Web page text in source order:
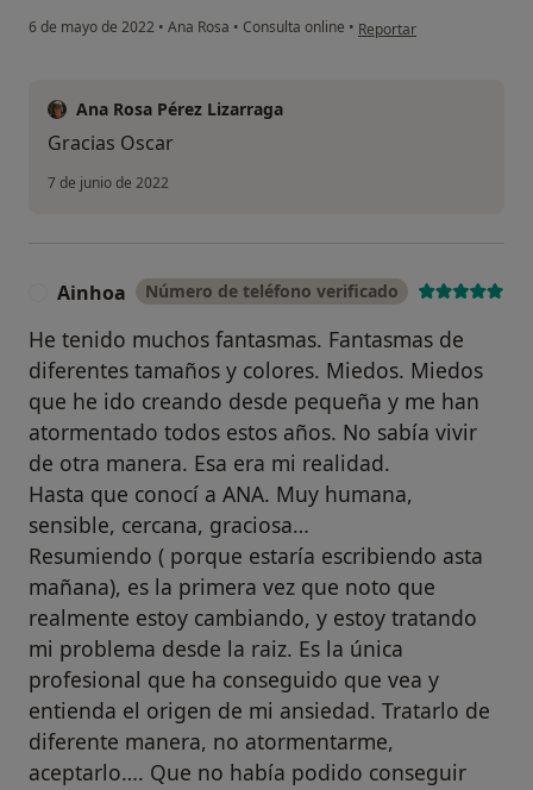
6 de mayo de 2022 • Ana Rosa • Consulta online • en opinión del usuario O.V
Reportar
Ana Rosa Pérez Lizarraga
Gracias Oscar
7 de junio de 2022
Ainhoa Número de teléfono verificado
He tenido muchos fantasmas. Fantasmas de
diferentes tamaños y colores. Miedos. Miedos
que he ido creando desde pequeña y me han
atormentado todos estos años. No sabía vivir
de otra manera. Esa era mi realidad.
Hasta que conocí a ANA. Muy humana,
sensible, cercana, graciosa…
Resumiendo ( porque estaría escribiendo asta
mañana), es la primera vez que noto que
realmente estoy cambiando, y estoy tratando
mi problema desde la raiz. Es la única
profesional que ha conseguido que vea y
entienda el origen de mi ansiedad. Tratarlo de
diferente manera, no atormentarme,
aceptarlo…. Que no había podido conseguir